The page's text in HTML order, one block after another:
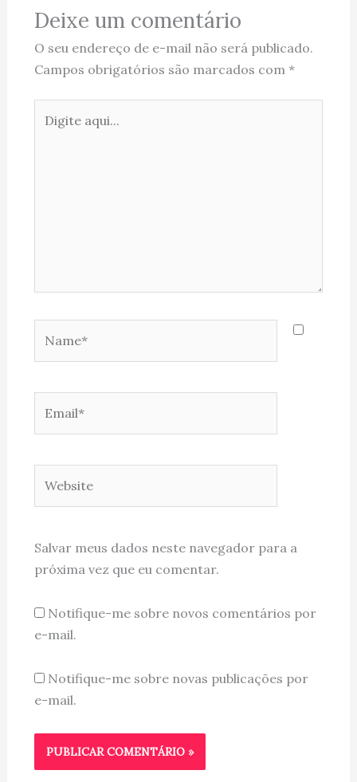
Deixe um comentário
O seu endereço de e-mail não será publicado.
Campos obrigatórios são marcados com *
aqui...
Salvar meus dados neste navegador para a
próxima vez que eu comentar.
Notifique-me sobre novos comentários por
e-mail.
Notifique-me sobre novas publicações por
e-mail.